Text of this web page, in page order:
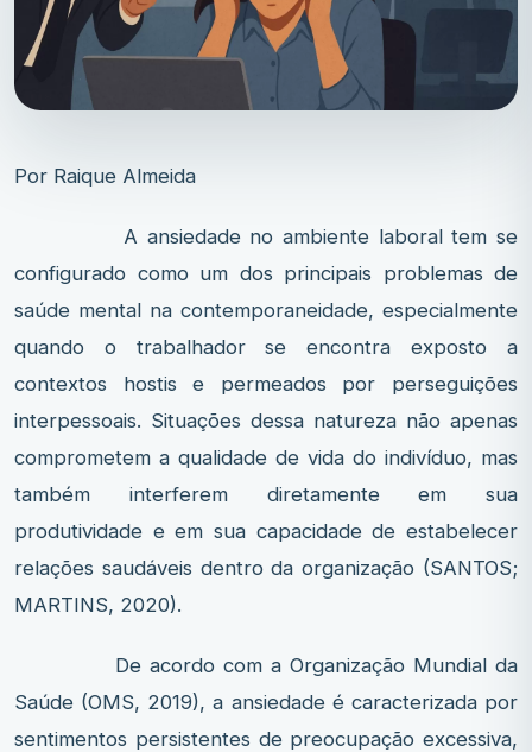
Por Raique Almeida
A ansiedade no ambiente laboral tem se
configurado como um dos principais problemas de
saúde mental na contemporaneidade, especialmente
quando o trabalhador se encontra exposto a
contextos hostis e permeados por perseguições
interpessoais. Situações dessa natureza não apenas
comprometem a qualidade de vida do indivíduo, mas
também interferem diretamente em sua
produtividade e em sua capacidade de estabelecer
relações saudáveis dentro da organização (SANTOS;
MARTINS, 2020).
De acordo com a Organização Mundial da
Saúde (OMS, 2019), a ansiedade é caracterizada por
sentimentos persistentes de preocupação excessiva,